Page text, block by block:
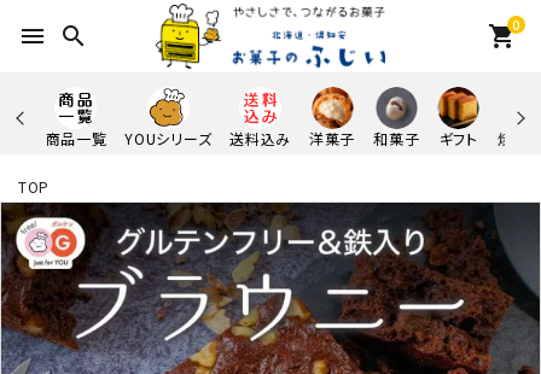
menu search 0
shopping_cart
商品一覧 YOUシリーズ 送料込み 洋菓子 和菓子 ギフト 焼き
TOP